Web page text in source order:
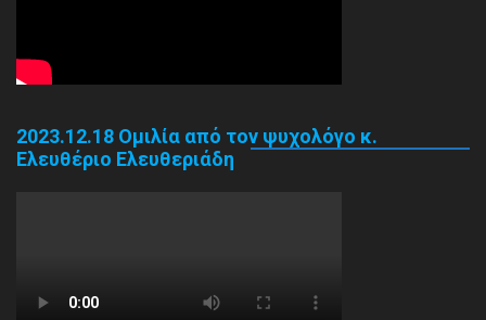
2023.12.18 Ομιλία από τον ψυχολόγο κ.
Ελευθέριο Ελευθεριάδη